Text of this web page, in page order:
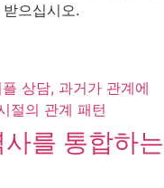
으십시오.
를 통합하는